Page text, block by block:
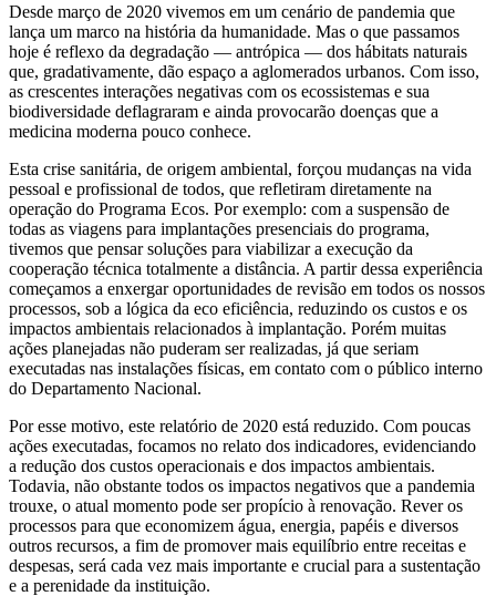
Desde março de 2020 vivemos em um cenário de pandemia que
lança um marco na história da humanidade. Mas o que passamos
hoje é reflexo da degradação — antrópica — dos hábitats naturais
que, gradativamente, dão espaço a aglomerados urbanos. Com isso,
as crescentes interações negativas com os ecossistemas e sua
biodiversidade deflagraram e ainda provocarão doenças que a
medicina moderna pouco conhece.
Esta crise sanitária, de origem ambiental, forçou mudanças na vida
pessoal e profissional de todos, que refletiram diretamente na
operação do Programa Ecos. Por exemplo: com a suspensão de
todas as viagens para implantações presenciais do programa,
tivemos que pensar soluções para viabilizar a execução da
cooperação técnica totalmente a distância. A partir dessa experiência
começamos a enxergar oportunidades de revisão em todos os nossos
processos, sob a lógica da eco eficiência, reduzindo os custos e os
impactos ambientais relacionados à implantação. Porém muitas
ações planejadas não puderam ser realizadas, já que seriam
executadas nas instalações físicas, em contato com o público interno
do Departamento Nacional.
Por esse motivo, este relatório de 2020 está reduzido. Com poucas
ações executadas, focamos no relato dos indicadores, evidenciando
a redução dos custos operacionais e dos impactos ambientais.
Todavia, não obstante todos os impactos negativos que a pandemia
trouxe, o atual momento pode ser propício à renovação. Rever os
processos para que economizem água, energia, papéis e diversos
outros recursos, a fim de promover mais equilíbrio entre receitas e
despesas, será cada vez mais importante e crucial para a sustentação
e a perenidade da instituição.